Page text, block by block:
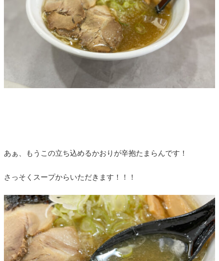
あぁ、もうこの立ち込めるかおりが辛抱たまらんです！
さっそくスープからいただきます！！！